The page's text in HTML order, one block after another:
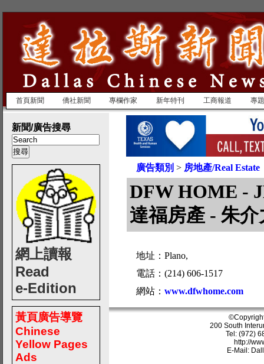
首頁新聞 僑社新聞 專欄作家 新年特刊 工商報道 專
新聞/廣告搜尋
網上讀報
Read
e-Edition
黃頁廣告導覽
Chinese
Yellow Pages
Ads
廣告類別 > 房地產/Real Estate
DFW HOME -
達福房產 - 朱介
地址：Plano,
電話：(214) 606-1517
網站： www.dfwhome.com
200 South
Tel: (972)
http://
E-Mail: